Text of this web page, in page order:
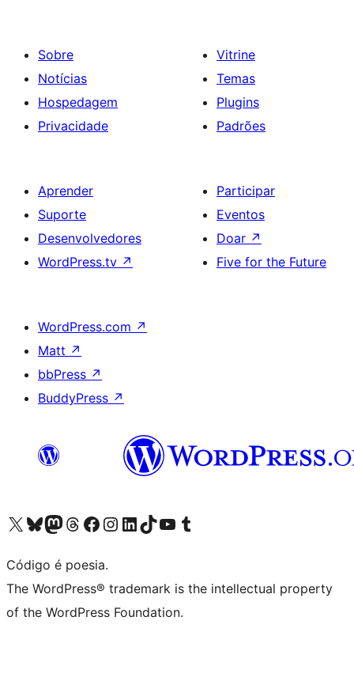
Sobre
Notícias
Hospedagem
Privacidade
Vitrine
Temas
Plugins
Padrões
Aprender
Suporte
Desenvolvedores
WordPress.tv ↗
Participar
Eventos
Doar ↗
Five for the Future
WordPress.com ↗
Matt ↗
bbPress ↗
BuddyPress ↗
Acessar nossa conta do X (antigo Twitter)
Acessar nossa conta do Bluesky
Acessar nossa conta do Mastodon
Acessar nossa conta do Threads
Acessar nossa página do Facebook
Acessar nossa conta do Instagram
Acessar nossa conta do LinkedIn
Acessar nossa conta do TikTok
Acessar nosso canal do YouTube
Acessar nossa conta no Tumblr
Código é poesia.
The WordPress® trademark is the intellectual property
of the WordPress Foundation.